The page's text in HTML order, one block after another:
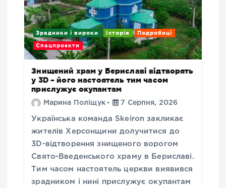
Зрадники і вироки Історія Подробиці
Спецпроєкти
Знищений храм у Бериславі відтворять
у 3D – його настоятель тим часом
прислужує окупантам
Марина Поліщук 7 Серпня, 2026
Українська команда Skeiron закликає
жителів Херсонщини долучитися до
3D-відтворення знищеного ворогом
Свято-Введенського храму в Бериславі.
Тим часом настоятель церкви виявився
зрадником і нині прислужує окупантам